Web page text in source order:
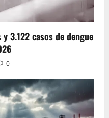
3.122 casos de dengue
0